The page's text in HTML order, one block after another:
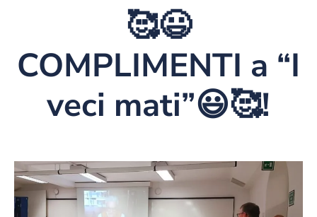
🥰😃
COMPLIMENTI a “I
veci mati”😃🥰!